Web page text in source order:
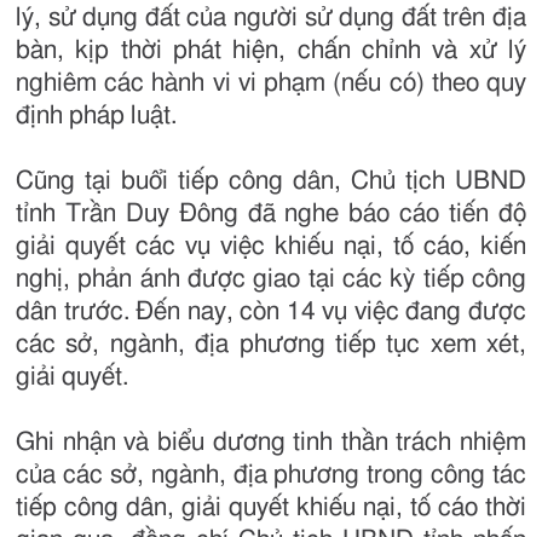
lý, sử dụng đất của người sử dụng đất trên địa
bàn, kịp thời phát hiện, chấn chỉnh và xử lý
nghiêm các hành vi vi phạm (nếu có) theo quy
định pháp luật.
Cũng tại buổi tiếp công dân, Chủ tịch UBND
tỉnh Trần Duy Đông đã nghe báo cáo tiến độ
giải quyết các vụ việc khiếu nại, tố cáo, kiến
nghị, phản ánh được giao tại các kỳ tiếp công
dân trước. Đến nay, còn 14 vụ việc đang được
các sở, ngành, địa phương tiếp tục xem xét,
giải quyết.
Ghi nhận và biểu dương tinh thần trách nhiệm
của các sở, ngành, địa phương trong công tác
tiếp công dân, giải quyết khiếu nại, tố cáo thời